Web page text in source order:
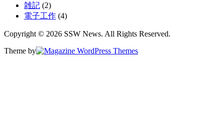
雑記 (2)
電子工作 (4)
Copyright © 2026 SSW News. All Rights Reserved.
Theme by